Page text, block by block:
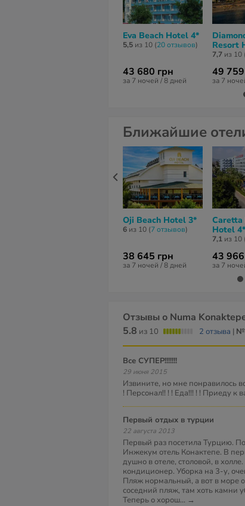
Eva Beach Hotel 4*
5,5 из 10 (20 отзывов)
43 680 грн
за 7 ночей / 8 дней
Resort
7,7 из 10 (
49
за 7
Ближайшие
Oji Beach Hotel 3*
6 из 10 (7 отзывов)
38 645 грн
за 7 ночей / 8 дней
Caretta
Hotel 4*
7,1 из 10 (
43
за 7
Отзывы о Numa
5.8 из 10 2 отзыва | №
Все СУПЕР!!!!!!!
29 июня 2015
Извините, но мне понравилось
! Персонал!! ! ! Еда!!! ! ! Приеду к
первый отдых в турции
22 августа 2013
Первый раз посетила Турцию.
Инжекум отель Конактепе. В
душно в отеле, столовой, в
кондиционер. Уборка на 3-у,
Пляж нормальный, а вот в море
соседний пляж, там хоть камни
Теперь о хорош... →